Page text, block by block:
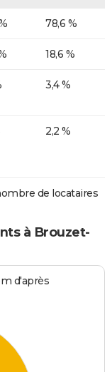
78,6 %
18,6 %
3,4 %
2,2 %
de locataires
à Brouzet-
d'après